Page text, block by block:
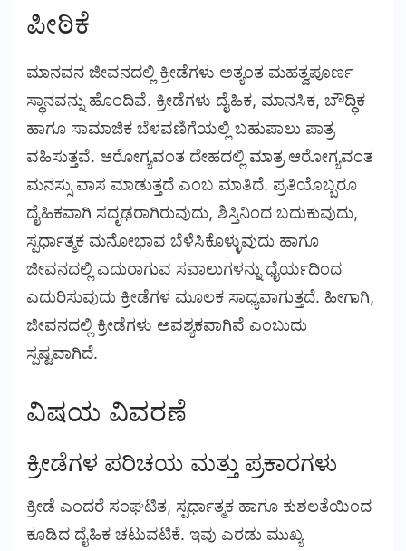
ಪೀಠಿಕೆ
ಮಾನವನ ಜೀವನದಲ್ಲಿ ಕ್ರೀಡೆಗಳು ಅತ್ಯಂತ ಮಹತ್ವಪೂರ್ಣ
ಸ್ಥಾನವನ್ನು ಹೊಂದಿವೆ. ಕ್ರೀಡೆಗಳು ದೈಹಿಕ, ಮಾನಸಿಕ, ಬೌದ್ಧಿಕ
ಹಾಗೂ ಸಾಮಾಜಿಕ ಬೆಳವಣಿಗೆಯಲ್ಲಿ ಬಹುಪಾಲು ಪಾತ್ರ
ವಹಿಸುತ್ತವೆ. ಆರೋಗ್ಯವಂತ ದೇಹದಲ್ಲಿ ಮಾತ್ರ ಆರೋಗ್ಯವಂತ
ಮನಸ್ಸು ವಾಸ ಮಾಡುತ್ತದೆ ಎಂಬ ಮಾತಿದೆ. ಪ್ರತಿಯೊಬ್ಬರೂ
ದೈಹಿಕವಾಗಿ ಸದೃಢರಾಗಿರುವುದು, ಶಿಸ್ತಿನಿಂದ ಬದುಕುವುದು,
ಸ್ಪರ್ಧಾತ್ಮಕ ಮನೋಭಾವ ಬೆಳೆಸಿಕೊಳ್ಳುವುದು ಹಾಗೂ
ಜೀವನದಲ್ಲಿ ಎದುರಾಗುವ ಸವಾಲುಗಳನ್ನು ಧೈರ್ಯದಿಂದ
ಎದುರಿಸುವುದು ಕ್ರೀಡೆಗಳ ಮೂಲಕ ಸಾಧ್ಯವಾಗುತ್ತದೆ. ಹೀಗಾಗಿ,
ಜೀವನದಲ್ಲಿ ಕ್ರೀಡೆಗಳು ಅವಶ್ಯಕವಾಗಿವೆ ಎಂಬುದು
ಸ್ಪಷ್ಟವಾಗಿದೆ.
ವಿಷಯ ವಿವರಣೆ
ಕ್ರೀಡೆಗಳ ಪರಿಚಯ ಮತ್ತು ಪ್ರಕಾರಗಳು
ಕ್ರೀಡೆ ಎಂದರೆ ಸಂಘಟಿತ, ಸ್ಪರ್ಧಾತ್ಮಕ ಹಾಗೂ ಕುಶಲತೆಯಿಂದ
ಕೂಡಿದ ದೈಹಿಕ ಚಟುವಟಿಕೆ. ಇವು ಎರಡು ಮುಖ್ಯ